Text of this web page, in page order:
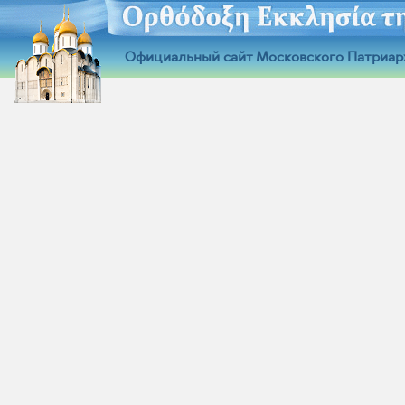
Официальный сайт Московского